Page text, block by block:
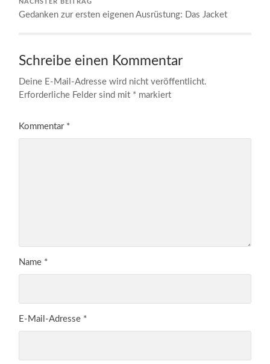
NÄCHSTER BEITRAG
Gedanken zur ersten eigenen Ausrüstung: Das Jacket
Schreibe einen Kommentar
Deine E-Mail-Adresse wird nicht veröffentlicht.
Erforderliche Felder sind mit * markiert
Kommentar *
Name *
E-Mail-Adresse *